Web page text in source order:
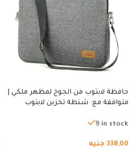
حافظة لابتوب من الجوخ لمظهر ملكي |
متوافقة مع: شنطة تخزين لابتوب
من الجوخ لجهاز نوت بوك والتابلت،
9 in stock
338,00 جنيه